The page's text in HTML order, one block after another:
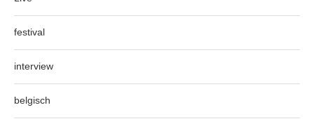
festival
interview
belgisch